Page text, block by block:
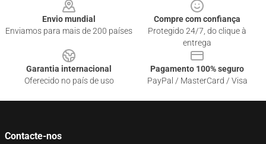
Envio mundial
Enviamos para mais de 200 países
Compre com confiança
Protegido 24/7, do clique à
entrega
Garantia internacional
Oferecido no país de uso
Pagamento 100% seguro
PayPal / MasterCard / Visa
Contacte-nos